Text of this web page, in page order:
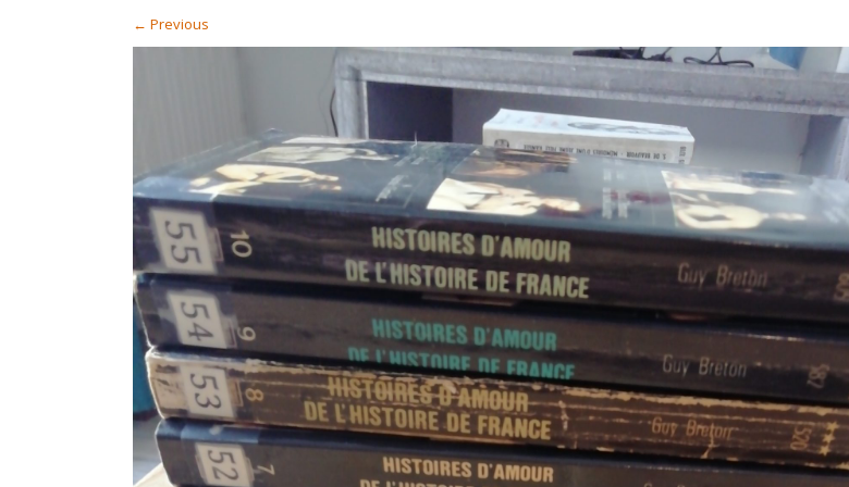
← Previous